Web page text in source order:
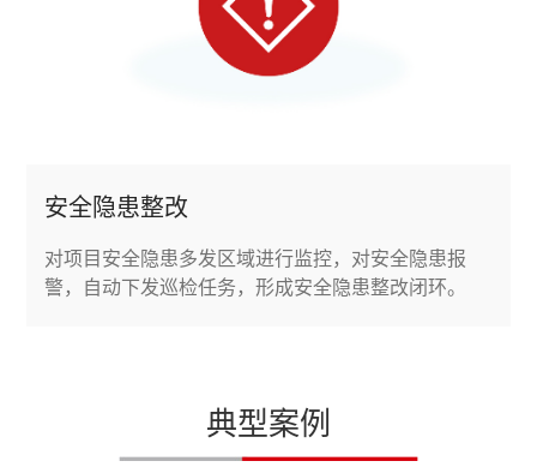
安全隐患整改
对项目安全隐患多发区域进行监控，对安全隐患报
警，自动下发巡检任务，形成安全隐患整改闭环。
典型案例